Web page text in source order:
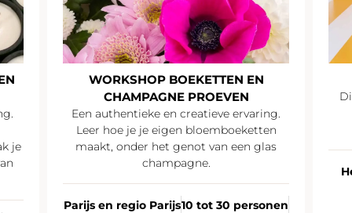
je
WORKSHOP BOEKETTEN EN
CHAMPAGNE PROEVEN
Een authentieke en creatieve ervaring.
Leer hoe je je eigen bloemboeketten
maakt, onder het genot van een glas
champagne.
Parijs en regio Parijs10 tot 30 personen